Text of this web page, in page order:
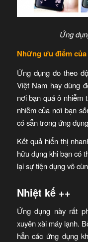
Ứng
Những ưu điểm
Ứng dụng đo theo
Việt Nam hay dùng
nơi bạn quá ô nhiễm
nhiễm của nơi bạn
có sẵn trong ứng
Kết quả hiển thị
hữu dụng khi bạn có
lại sự tiện dụng vô
Nhiệt kế ++
Ứng dụng này rất
xuyên xài máy lạnh.
hẳn các ứng dụng